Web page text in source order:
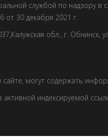
службой по надзору
30 декабря 2021 г.
обл., г. Обнинск,
могут содержать
индексируемой